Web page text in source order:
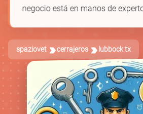
negocio está en manos de
spaziovet cerrajeros lubbock tx